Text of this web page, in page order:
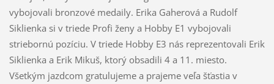
vybojovali bronzové medaily. Erika Gaherová a Rudolf
Siklienka si v triede Profi ženy a Hobby E1 vybojovali
striebornú pozíciu. V triede Hobby E3 nás reprezentovali Erik
Siklienka a Erik Mikuš, ktorý obsadili 4 a 11. miesto.
Všetkým jazdcom gratulujeme a prajeme veľa šťastia v